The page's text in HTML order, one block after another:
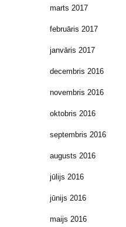
marts 2017
februāris 2017
janvāris 2017
decembris 2016
novembris 2016
oktobris 2016
septembris 2016
augusts 2016
jūlijs 2016
jūnijs 2016
maijs 2016